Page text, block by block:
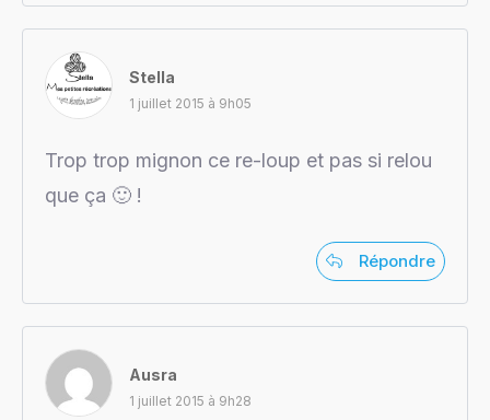
Stella
1 juillet 2015 à 9h05
Trop trop mignon ce re-loup et pas si relou
que ça 🙂 !
Répondre
Ausra
1 juillet 2015 à 9h28